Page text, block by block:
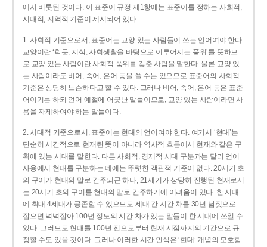
에서 비롯된 것이다. 이 표준어 규정 제1항에는 표준어를 정하는 사회적,
시대적, 지역적 기준이 제시되어 있다.
1. 사회적 기준으로서, 표준어는 교양 있는 사람들이 쓰는 언어여야 한다.
교양이란 ‘학문, 지식, 사회생활을 바탕으로 이루어지는 품위’를 뜻하므
로 교양 있는 사람이란 사회적 품위를 갖춘 사람을 말한다. 물론 교양 있
는 사람이라도 비어, 속어, 은어 등을 쓸 수는 있으므로 표준어의 사회적
기준은 상당히 느슨하다고 할 수 있다. 그러나 비어, 속어, 은어 등은 표준
어이기는 하되 언어 예절에 어긋난 말들이므로, 교양 있는 사람이라면 사
용을 자제하여야 하는 말들이다.
2. 시대적 기준으로서, 표준어는 현대의 언어여야 한다. 여기서 ‘현대’는
단순히 시간적으로 현재란 뜻이 아니라 역사적 흐름에서 현재와 같은 구
획에 있는 시대를 말한다. 다른 사회적, 경제적 시대 구분과는 달리 언어
사용에서 현대를 구분하는 데에는 뚜렷한 객관적 기준이 없다. 20세기 초
의 구어가 현대의 말로 간주되곤 하나, 21세기가 상당히 진행된 현재로서
는 20세기 초의 구어를 현대의 말로 간주하기에 어려움이 있다. 한 시대
에 최대 4세대가 공존할 수 있으므로 세대 간 시간 차를 30년 남짓으로
잡으면 넉넉잡아 100년 정도의 시간 차가 있는 말들이 한 시대에 쓰일 수
있다. 그러므로 현대를 100년 전으로부터 현재 시점까지의 기간으로 규
정할 수도 있을 것이다. 그러나 이러한 시간 인식은 ‘현대’ 개념의 모호함